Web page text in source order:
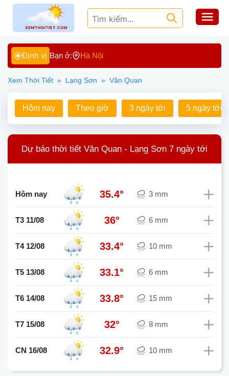
Định vị Bạn ở: Hà Nội
Xem Thời Tiết » Lạng Sơn » Văn Quan
Hôm nay Theo giờ 3 ngày tới 5 ngày tới
Dự báo thời tiết Văn Quan - Lạng Sơn 7 ngày tới
Hôm nay 35.4° 3 mm
T3 11/08 36° 6 mm
T4 12/08 33.4° 10 mm
T5 13/08 33.1° 6 mm
T6 14/08 33.8° 15 mm
T7 15/08 32° 8 mm
CN 16/08 32.9° 10 mm